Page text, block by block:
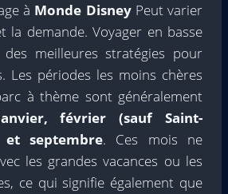
à Monde DisneyPeut varier
la demande. Voyager en basse
meilleures stratégies pour
Les périodes les moins chères
à thème sont généralement
février (sauf Saint-
septembre. Ces mois ne
les grandes vacances ou les
ce qui signifie également que